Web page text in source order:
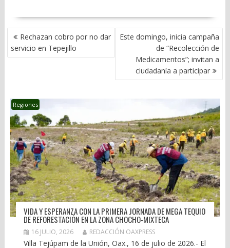
NAVEGACIÓN
DE
ENTRADAS
Rechazan cobro por no dar
servicio en Tepejillo
Este domingo, inicia campaña
de “Recolección de
Medicamentos”; invitan a
ciudadanía a participar
Regiones
VIDA Y ESPERANZA CON LA PRIMERA JORNADA DE MEGA TEQUIO
DE REFORESTACIÓN EN LA ZONA CHOCHO-MIXTECA
16 JULIO, 2026 REDACCIÓN OAXPRESS
Villa Tejúpam de la Unión, Oax., 16 de julio de 2026.- El